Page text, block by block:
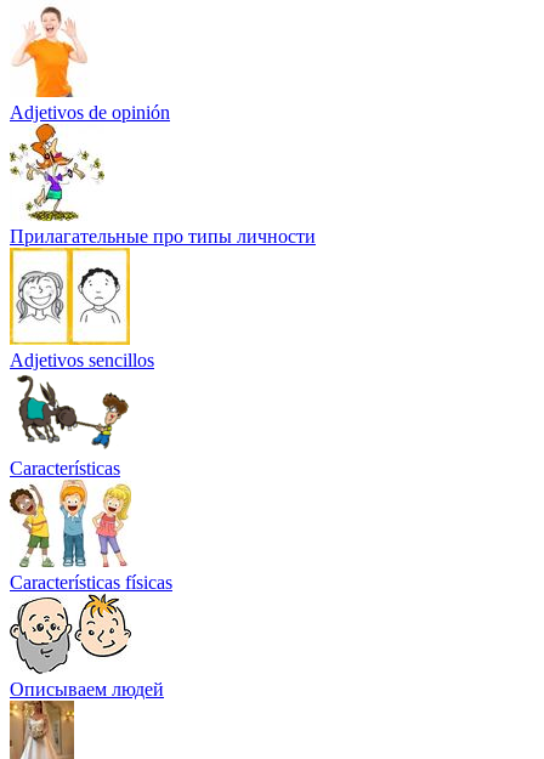
Adjetivos de opinión
Прилагательные про типы личности
Adjetivos sencillos
Características
Características físicas
Описываем людей